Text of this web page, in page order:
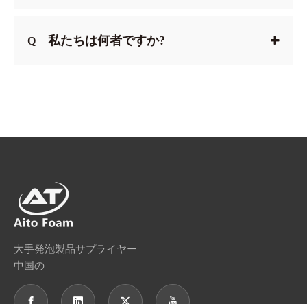
Q 私たちは何者ですか?
大手発泡製品サプライヤー
中国の